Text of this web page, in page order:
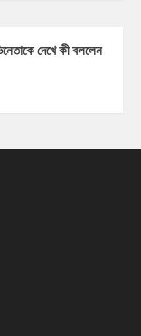
দেখে কী বললেন